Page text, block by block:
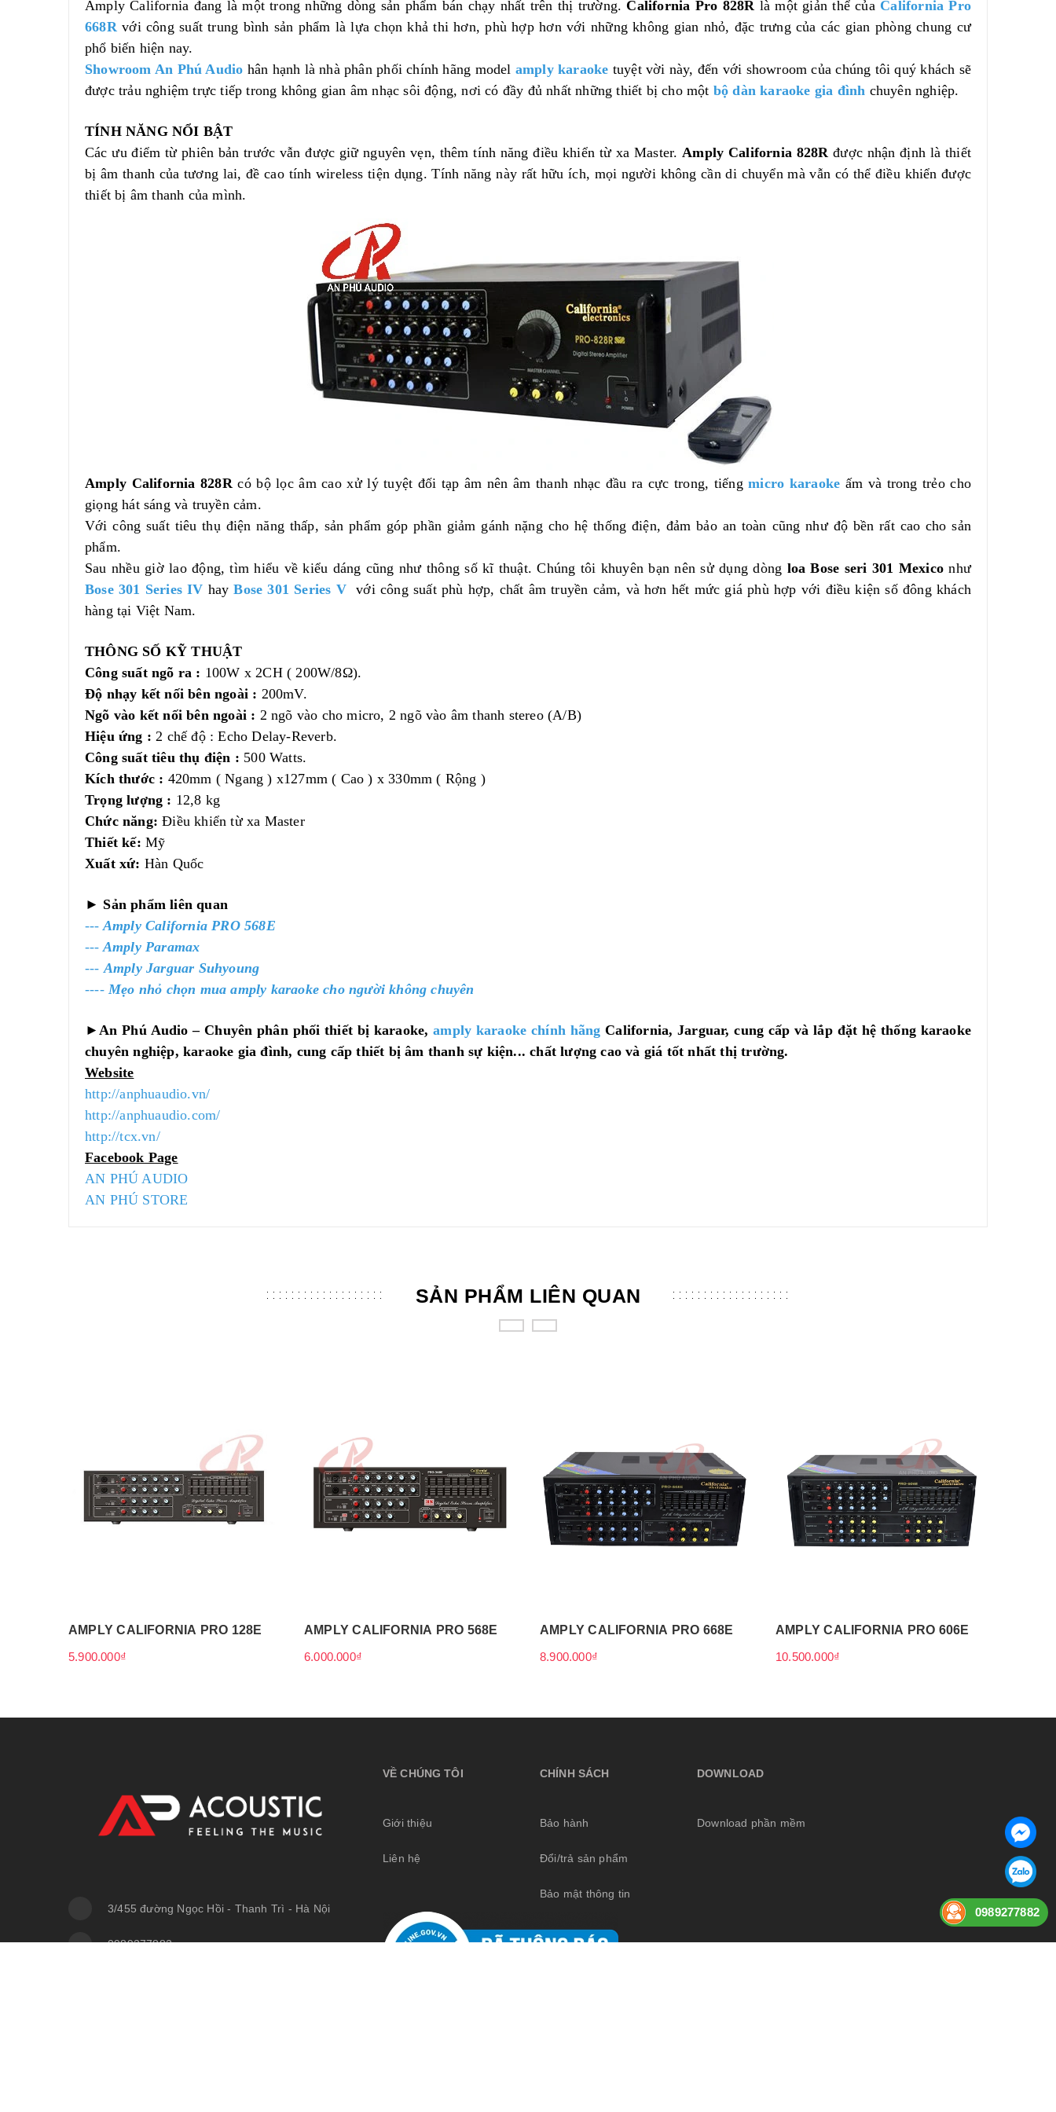
Amply California đang là một trong những dòng sản phẩm bán chạy nhất trên thị trường.California Pro 828Rlà một giản thể của California Pro
668R với công suất trung bình sản phẩm là lựa chọn khả thi hơn, phù hợp hơn với những không gian nhỏ, đặc trưng của các gian phòng chung cư
phổ biến hiện nay.
Showroom An Phú Audio hân hạnh là nhà phân phối chính hãng model amply karaoke tuyệt vời này, đến với showroom của chúng tôi quý khách sẽ
được trảu nghiệm trực tiếp trong không gian âm nhạc sôi động, nơi có đầy đủ nhất những thiết bị cho một bộ dàn karaoke gia đình chuyên nghiệp.
TÍNH NĂNG NỔI BẬT
Các ưu điểm từ phiên bản trước vẫn được giữ nguyên vẹn, thêm tính năng điều khiển từ xa Master.Amply California 828Rđược nhận định là thiết
bị âm thanh của tương lai, đề cao tính wireless tiện dụng. Tính năng này rất hữu ích, mọi người không cần di chuyển mà vẫn có thể điều khiển được
thiết bị âm thanh của mình.
Amply California 828Rcó bộ lọc âm cao xử lý tuyệt đối tạp âm nên âm thanh nhạc đầu ra cực trong, tiếngmicro karaoke ấm và trong trẻo cho
giọng hát sáng và truyền cảm.
Với công suất tiêu thụ điện năng thấp, sản phẩm góp phần giảm gánh nặng cho hệ thống điện, đảm bảo an toàn cũng như độ bền rất cao cho sản
phẩm.
Sau nhều giờ lao động, tìm hiểu về kiểu dáng cũng như thông số kĩ thuật. Chúng tôi khuyên bạn nên sử dụng dòng loa Bose seri 301 Mexiconhư
Bose 301 Series IV hayBose 301 Series Vvới công suất phù hợp, chất âm truyền cảm, và hơn hết mức giá phù hợp với điều kiện số đông khách
hàng tại Việt Nam.
THÔNG SỐ KỸ THUẬT
Công suất ngõ ra : 100W x 2CH ( 200W/8Ω).
Độ nhạy kết nối bên ngoài : 200mV.
Ngõ vào kết nối bên ngoài : 2 ngõ vào cho micro, 2 ngõ vào âm thanh stereo (A/B)
Hiệu ứng : 2 chế độ : Echo Delay-Reverb.
Công suất tiêu thụ điện : 500 Watts.
Kích thước : 420mm ( Ngang ) x127mm ( Cao ) x 330mm ( Rộng )
Trọng lượng : 12,8 kg
Chức năng: Điều khiển từ xa Master
Thiết kế: Mỹ
Xuất xứ: Hàn Quốc
► Sản phẩm liên quan
--- Amply California PRO 568E
--- Amply Paramax
---Amply Jarguar Suhyoung
----Mẹo nhỏ chọn mua amply karaoke cho người không chuyên
►An Phú Audio – Chuyên phân phối thiết bị karaoke,amply karaoke chính hãng California, Jarguar, cung cấp và lắp đặt hệ thống karaoke
chuyên nghiệp, karaoke gia đình, cung cấp thiết bị âm thanh sự kiện... chất lượng cao và giá tốt nhất thị trường.
Website
http://anphuaudio.vn/
http://anphuaudio.com/
http://tcx.vn/
Facebook Page
AN PHÚ AUDIO
AN PHÚ STORE
SẢN PHẨM LIÊN QUAN
AMPLY CALIFORNIA PRO 128E
5.900.000₫
AMPLY CALIFORNIA PRO 568E
6.000.000₫
AMPLY CALIFORNIA PRO 668E
8.900.000₫
AMPLY CALIFORNIA PRO 606E
10.500.000₫
3/455 đường Ngọc Hồi - Thanh Trì - Hà Nội
0989277882
VỀ CHÚNG TÔI
Giới thiệu
Liên hệ
CHÍNH SÁCH
Bảo hành
Đổi/trả sản phẩm
Bảo mật thông tin
DOWNLOAD
Download phần mềm
0989277882